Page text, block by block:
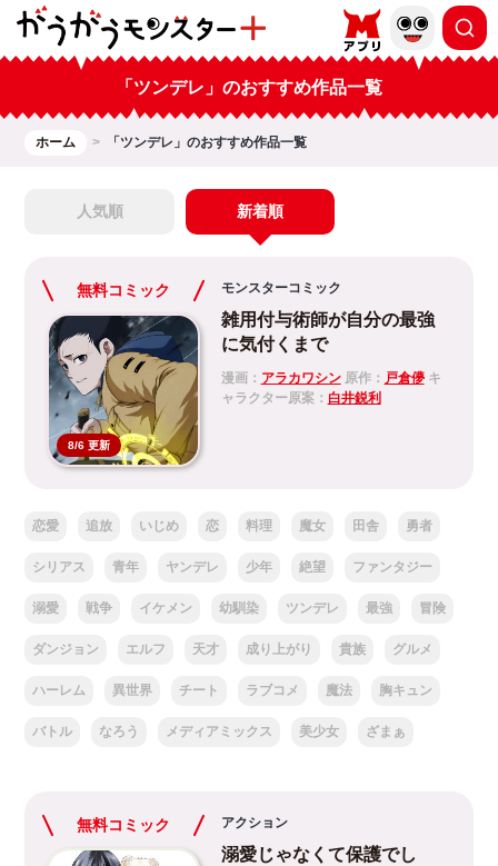
「ツンデレ」のおすすめ作品一覧
ホーム 「ツンデレ」のおすすめ作品一覧
人気順 新着順
無料コミック
8/6 更新
モンスターコミック
雑用付与術師が自分の最強
に気付くまで
漫画： アラカワシン原作： 戸倉儚キ
ャラクター原案： 白井鋭利
恋愛 追放 いじめ 恋 料理 魔女 田舎 勇者
シリアス 青年 ヤンデレ 少年 絶望 ファンタジー
溺愛 戦争 イケメン 幼馴染 ツンデレ 最強 冒険
ダンジョン エルフ 天才 成り上がり 貴族 グルメ
ハーレム 異世界 チート ラブコメ 魔法 胸キュン
バトル なろう メディアミックス 美少女 ざまぁ
無料コミック アクション
溺愛じゃなくて保護でし